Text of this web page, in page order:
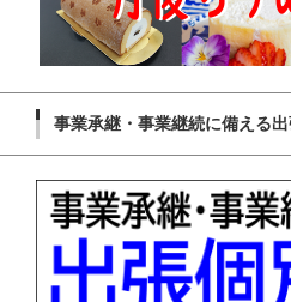
事業承継・事業継続に備える